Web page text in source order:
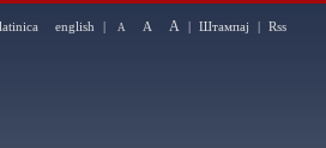
latinica english | A A A | Штампај | Rss